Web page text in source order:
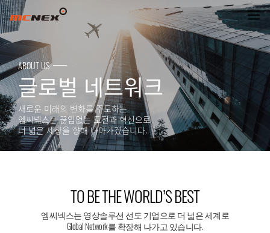
TO BE THE WORLD’S BEST
ABOUT US
글로벌 네트워크
새로운 미래의 변화를 주도하는
엠씨넥스는 끊임없는 도전과 혁신으로
더 넓은 세상을 향해 나아가겠습니다.
TO BE THE WORLD’S BEST
엠씨넥스는 영상솔루션 선도 기업으로 더 넓은 세계로
Global Network를 확장해 나가고 있습니다.